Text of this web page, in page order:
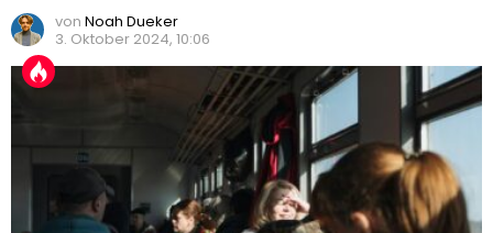
von Noah Dueker
3. Oktober 2024, 10:06